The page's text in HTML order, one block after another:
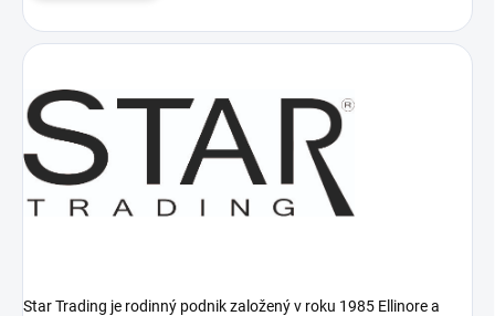
Star Trading je rodinný podnik založený v roku 1985 Ellinore a